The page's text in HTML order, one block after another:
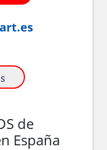
de
España